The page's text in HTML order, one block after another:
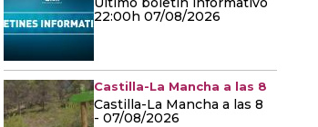
22:00h 07/08/2026
Castilla-La Mancha a las 8
Castilla-La Mancha a las 8
- 07/08/2026